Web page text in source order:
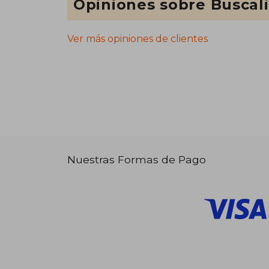
Opiniones sobre
Ver más opiniones de clientes
Nuestras Formas de Pago